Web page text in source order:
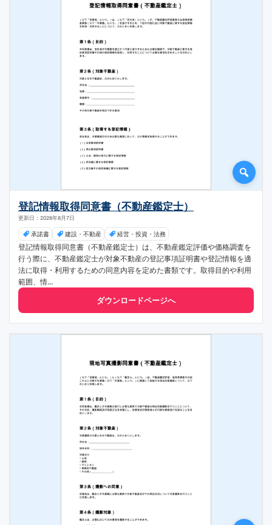
登記情報取得同意書（不動産鑑定士）
更新日：2026年8月7日
承諾書 建設・不動産 経営・投資・法務
登記情報取得同意書（不動産鑑定士）は、不動産鑑定評価や価格調査を
行う際に、不動産鑑定士が対象不動産の登記事項証明書や登記情報を適
法に取得・利用するための同意内容を定めた書類です。取得目的や利用
範囲、情...
ダウンロードページへ